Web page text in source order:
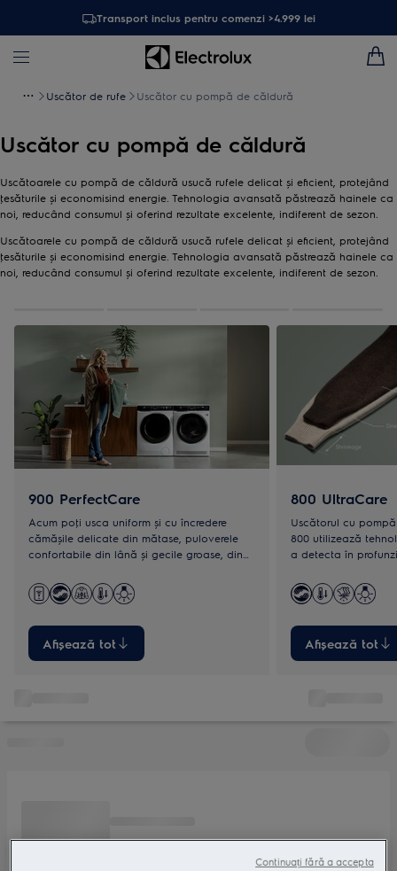
Transport inclus pentru comenzi >4.999 lei
Uscător de rufe Uscător cu pompă de căldură
Uscător cu pompă de căldură
Uscătoarele cu pompă de căldură usucă rufele delicat şi eficient, protejând
ţesăturile şi economisind energie. Tehnologia avansată păstrează hainele ca
noi, reducând consumul şi oferind rezultate excelente, indiferent de sezon.
Uscătoarele cu pompă de căldură usucă rufele delicat şi eficient, protejând
ţesăturile şi economisind energie. Tehnologia avansată păstrează hainele ca
noi, reducând consumul şi oferind rezultate excelente, indiferent de sezon.
900 PerfectCare
Acum poţi usca uniform și cu încredere
cămășile delicate din mătase, puloverele
confortabile din lână și gecile groase, din
Afișează tot
800 UltraCare
Uscătorul cu
800 utilizează
a detecta în
grijă.
Afișează tot
Continuați fără a accepta